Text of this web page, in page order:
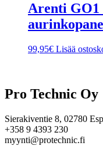
Arenti GO1
99,95€ Lisää
Pro Technic Oy
Sierakiventie 8, 02780
+358 9 4393 230
myynti@protechnic.fi